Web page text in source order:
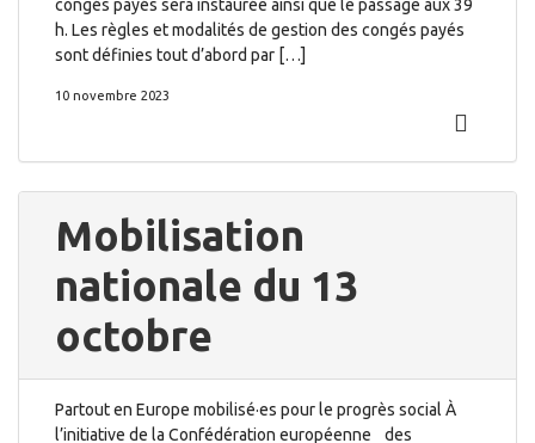
congés payés sera instaurée ainsi que le passage aux 39
h. Les règles et modalités de gestion des congés payés
sont définies tout d’abord par […]
10 novembre 2023
Mobilisation
nationale du 13
octobre
Partout en Europe mobilisé·es pour le progrès social À
l’initiative de la Confédération européenne des